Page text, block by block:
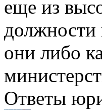
еще из
они либо
Ответы